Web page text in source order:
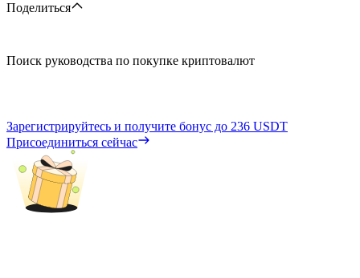
Поделиться
Поиск руководства по покупке криптовалют
Зарегистрируйтесь и получите бонус до 236 USDT
Присоединиться сейчас